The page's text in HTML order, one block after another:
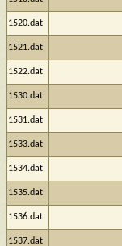
1520.dat
1521.dat
1522.dat
1530.dat
1531.dat
1533.dat
1534.dat
1535.dat
1536.dat
1537.dat